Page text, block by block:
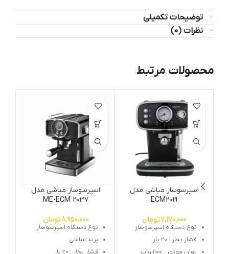
توضیحات تکمیلی
نظرات (0)
محصولات مرتبط
اسپرسوساز مباشی مدل
ECM2019
7,170,000تومان
نوع دستگاه:اسپرسوساز
فشار بخار : ۲۰ بار
توان موتور : ۱۱۰۰ وات
اسپرسوساز مباشی مدل
ME-ECM 2037
8,950,000تومان
نوع دستگاه:اسپرسوساز
برند:مباشی
فشار بخار : ۲۰ بار